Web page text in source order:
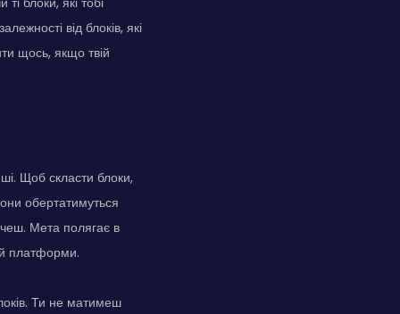
від блоків, які
щось, якщо твій
Щоб скласти блоки,
обертатимуться
Мета полягає в
платформи.
Ти не матимеш